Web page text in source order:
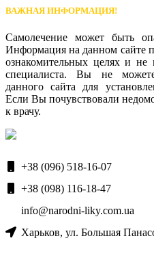
ВАЖНАЯ ИНФОРМАЦИЯ!
Самолечение может быть
Информация на данном сайте
ознакомительных целях и не
специалиста. Вы не
данного сайта для
Если Вы почувствовали
к врачу.
+38 (096) 518-16-07
+38 (098) 116-18-47
info@narodni-liky.com.ua
Харьков, ул. Большая